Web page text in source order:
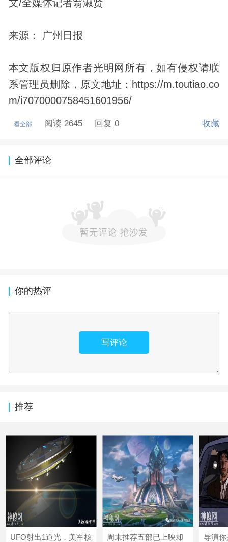
文/全媒体记者翁淑贤
来源： 广州日报
本文版权归原作者光明网所有，如有侵权请联
系管理员删除，原文地址：https://m.toutiao.co
m/i7070000758451601956/
看全部 阅读 2645 回复 0 收藏
全部评论
你的热评
写评论
推荐
UFO射出1道光，美军核
周末推荐五部已上映却
导演